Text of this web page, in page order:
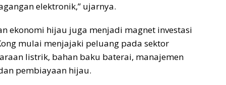
elektronik,” ujarnya.
ekonomi hijau juga menjadi magnet investasi
mulai menjajaki peluang pada sektor
listrik, bahan baku baterai, manajemen
pembiayaan hijau.